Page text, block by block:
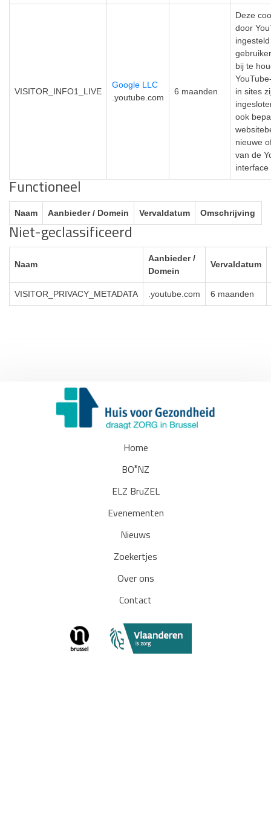
VISITOR_INFO1_LIVE
Google LLC
.youtube.com
6 maanden
Deze
door
bij te
in sites
ook
nieuwe
van de
Functioneel
Naam Aanbieder / Domein Vervaldatum Omschrijving
Niet-geclassificeerd
Naam
Aanbieder /
Domein
Vervaldatum
VISITOR_PRIVACY_METADATA .youtube.com 6 maanden
Home
BO³NZ
ELZ BruZEL
Evenementen
Nieuws
Zoekertjes
Over ons
Contact